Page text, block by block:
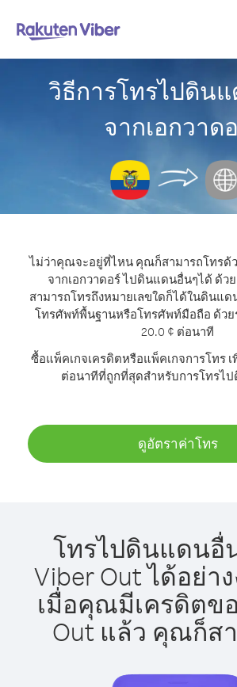
วิธีการโทรไปดิน
จากเอกวาด
ไม่ว่าคุณจะอยู่ที่ไหน คุณก็สามารถโทรด้
จากเอกวาดอร์ ไปดินแดนอื่นๆได้ ด้วย
สามารถโทรถึงหมายเลขใดก็ได้ในดินแด
โทรศัพท์พื้นฐานหรือโทรศัพท์มือถือ ด้วย
20.0 ¢ ต่อนาที
ซื้อแพ็คเกจเครดิตหรือแพ็คเกจการโทร
ต่อนาทีที่ถูกที่สุดสำหรับการโทรไ
ดูอัตราค่าโทร
โทรไปดินแดนอื่
Viber Out ได้อย่า
เมื่อคุณมีเครดิตข
Out แล้ว คุณก็ส